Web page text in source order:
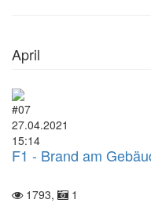
April
#07
27.04.2021
15:14
F1 - Brand am
1793, 1